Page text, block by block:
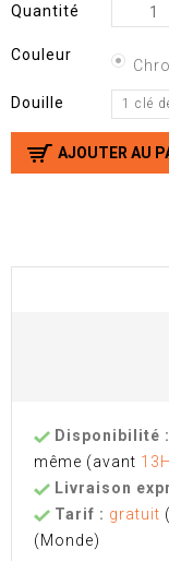
Quantité
Couleur
Douille 1 clé
AJOUTER AU
Disponibilité :
même (avant
Livraison
Tarif : gratuit
(Monde)